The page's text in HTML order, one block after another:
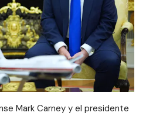
Mark Carney y el presidente